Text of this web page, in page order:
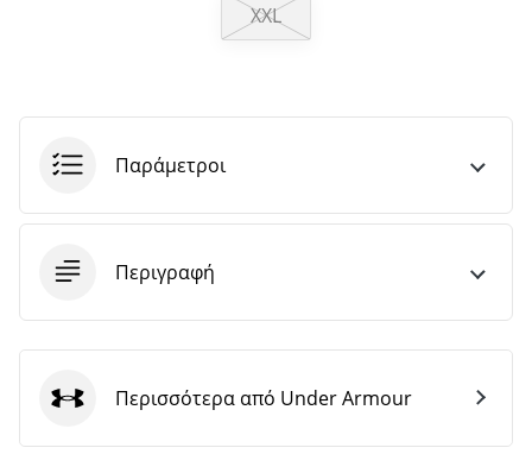
XXL
Παράμετροι
Περιγραφή
Under Armour
Περισσότερα από Under Armour